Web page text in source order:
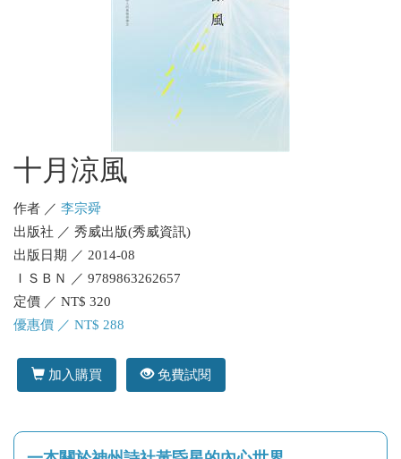
十月涼風
作者 ／ 李宗舜
出版社 ／ 秀威出版(秀威資訊)
出版日期 ／ 2014-08
ＩＳＢＮ ／ 9789863262657
定價 ／ NT$ 320
優惠價 ／ NT$ 288
加入購買 免費試閱